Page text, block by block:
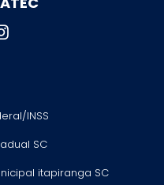
INSS
SC
itapiranga SC